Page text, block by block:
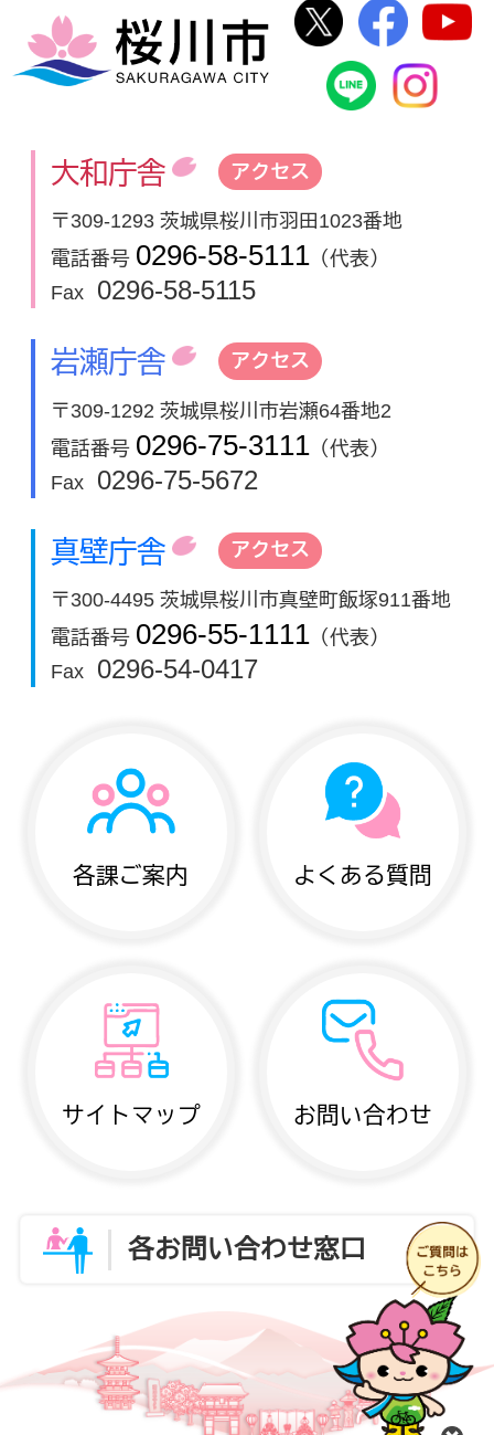
桜川市
桜川市公式
桜川
桜川市公
大和庁舎 アクセス
〒309-1293 茨城県桜川市羽田1023番地
電話番号 0296-58-5111 （代表）
Fax
0296-58-5115
岩瀬庁舎 アクセス
〒309-1292 茨城県桜川市岩瀬64番地2
電話番号 0296-75-3111 （代表）
Fax
0296-75-5672
真壁庁舎 アクセス
〒300-4495 茨城県桜川市真壁町飯塚911番地
電話番号 0296-55-1111 （代表）
Fax
0296-54-0417
各課ご案内 よくある質問
サイトマップ お問い合わせ
各お問い合わせ窓口